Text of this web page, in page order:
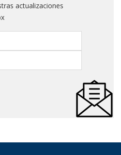
actualizaciones